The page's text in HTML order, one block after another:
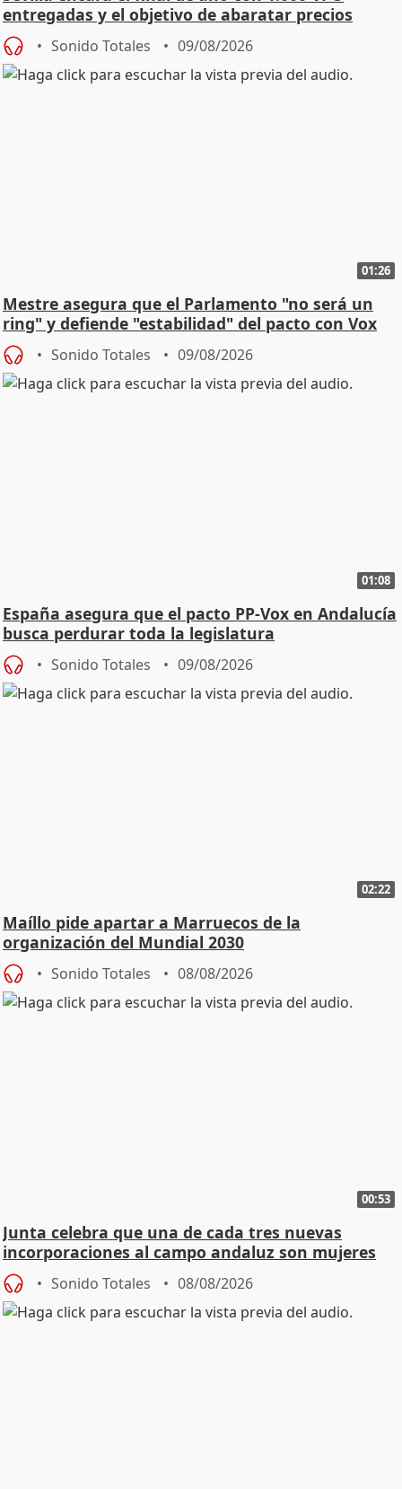
entregadas y el objetivo de abaratar precios
Sonido Totales 09/08/2026
01:26
Mestre asegura que el Parlamento "no será un
ring" y defiende "estabilidad" del pacto con Vox
Sonido Totales 09/08/2026
01:08
España asegura que el pacto PP-Vox en Andalucía
busca perdurar toda la legislatura
Sonido Totales 09/08/2026
02:22
Maíllo pide apartar a Marruecos de la
organización del Mundial 2030
Sonido Totales 08/08/2026
00:53
Junta celebra que una de cada tres nuevas
incorporaciones al campo andaluz son mujeres
jóvenes
Sonido Totales 08/08/2026